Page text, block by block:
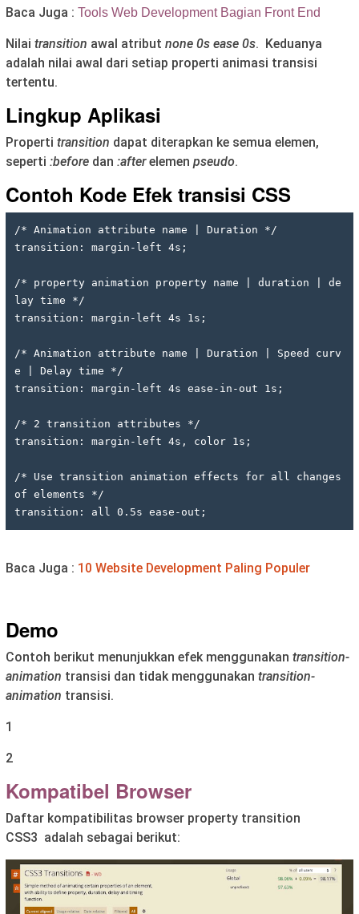
Baca Juga : Tools Web Development Bagian Front End
Nilai transition awal atribut none 0s ease 0s. Keduanya
adalah nilai awal dari setiap properti animasi transisi
tertentu.
Lingkup Aplikasi
Properti transition dapat diterapkan ke semua elemen,
seperti :before dan :afterelemen pseudo.
Contoh Kode Efek transisi CSS
/* Animation attribute name | Duration */
transition: margin-left 4s;
/* property animation property name | duration | de
lay time */
transition: margin-left 4s 1s;
/* Animation attribute name | Duration | Speed curv
e | Delay time */
transition: margin-left 4s ease-in-out 1s;
/* 2 transition attributes */
transition: margin-left 4s, color 1s;
/* Use transition animation effects for all changes
of elements */
transition: all 0.5s ease-out;
Baca Juga : 10 Website Development Paling Populer
Demo
Contoh berikut menunjukkan efek menggunakan transition-
animation transisi dan tidak menggunakan transition-
animation transisi.
1
2
Kompatibel Browser
Daftar kompatibilitas browser property transition
CSS3 adalah sebagai berikut: